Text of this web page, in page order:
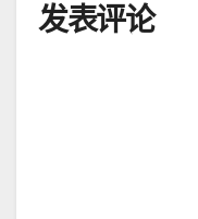
发表评论